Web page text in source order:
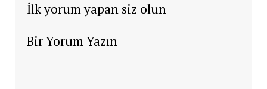
İlk yorum yapan siz olun
Bir Yorum Yazın